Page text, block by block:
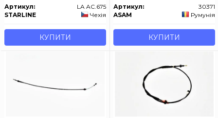
Артикул:
LA AC.675
STARLINE
Чехія
КУПИТИ
Артикул:
30371
ASAM
Румунія
КУПИТИ